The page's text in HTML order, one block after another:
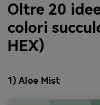
Oltre 20
colori
HEX)
1) Aloe Mist